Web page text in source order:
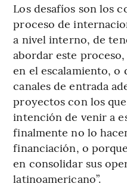
Los desafíos son los
proceso de
a nivel interno, de
abordar este
en el escalamiento, o
canales de entrada
proyectos con los
intención de venir a
finalmente no lo
financiación, o
en consolidar sus
latinoamericano”.